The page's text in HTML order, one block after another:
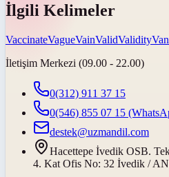
İlgili Kelimeler
VaccinateVagueVainValidValidity
İletişim Merkezi (09.00 - 22.00)
0(312) 911 37 15
0(546) 855 07 15
destek@uzmandil.com
Hacettepe İvedik OSB.
4. Kat Ofis No: 32 İvedik /